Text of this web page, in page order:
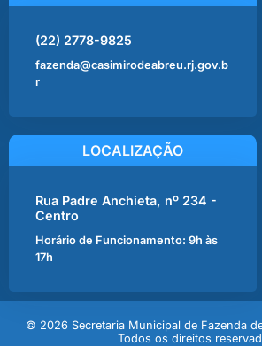
(22) 2778-9825
fazenda@casimirodeabreu.rj.gov.b
r
LOCALIZAÇÃO
Rua Padre Anchieta, nº 234 -
Centro
Horário de Funcionamento: 9h às
17h
© 2026 Secretaria Municipal de Fazenda
Todos os direitos